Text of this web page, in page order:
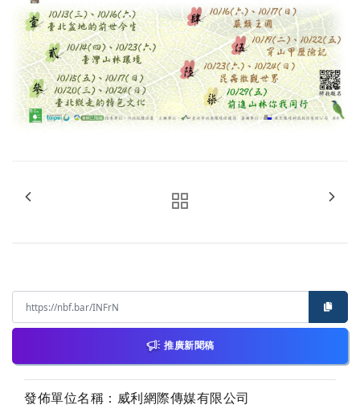
推廣新聞稿
發佈單位名稱：威利網際傳媒有限公司